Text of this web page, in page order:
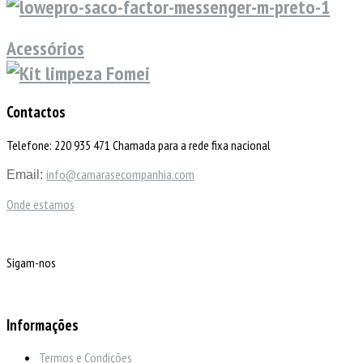
Acessórios
Contactos
Telefone: 220 935 471 Chamada para a rede fixa nacional
Email: info@camarasecompanhia.com
Onde estamos
Sigam-nos
Informações
Termos e Condições